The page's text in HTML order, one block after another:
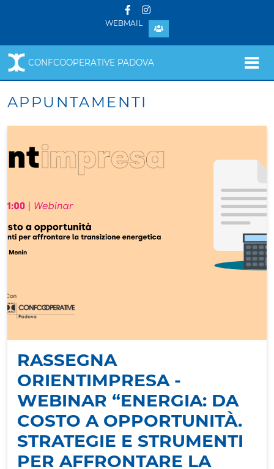
WEBMAIL
CONFCOOPERATIVE PADOVA
APPUNTAMENTI
RASSEGNA
ORIENTIMPRESA -
WEBINAR “ENERGIA: DA
COSTO A OPPORTUNITÀ.
STRATEGIE E STRUMENTI
PER AFFRONTARE LA